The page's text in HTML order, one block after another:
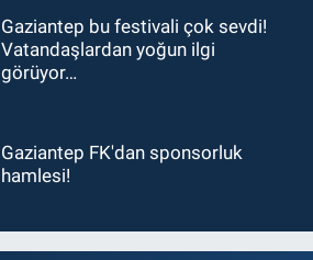
Gaziantep bu festivali çok sevdi!
Vatandaşlardan yoğun ilgi
görüyor…
Gaziantep FK'dan sponsorluk
hamlesi!